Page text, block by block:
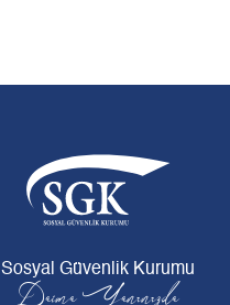
Sosyal Güvenlik Kurumu